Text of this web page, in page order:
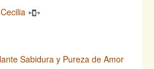
Sabidura y Pureza de Amor